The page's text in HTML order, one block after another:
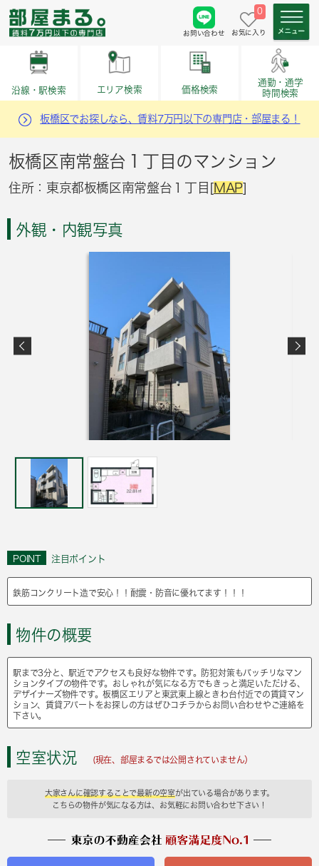
お問い合わせ
0
お気に入り
沿線・駅検索 エリア検索 価格検索
通勤・通学
時間検索
板橋区でお探しなら、賃料7万円以下の専門店・部屋まる！
板橋区南常盤台１丁目のマンション
住所：東京都板橋区南常盤台１丁目[MAP]
外観・内観写真
POINT 注目ポイント
鉄筋コンクリート造で安心！！耐震・防音に優れてます！！！
物件の概要
駅まで3分と、駅近でアクセスも良好な物件です。防犯対策もバッチリなマン
ションタイプの物件です。おしゃれが気になる方でもきっと満足いただける、
デザイナーズ物件です。板橋区エリアと東武東上線ときわ台付近での賃貸マン
ション、賃貸アパートをお探しの方はぜひコチラからお問い合わせやご連絡を
下さい。
空室状況 (現在、部屋まるでは公開されていません）
大家さんに確認することで最新の空室が出ている場合があります。
こちらの物件が気になる方は、お気軽にお問い合わせ下さい！